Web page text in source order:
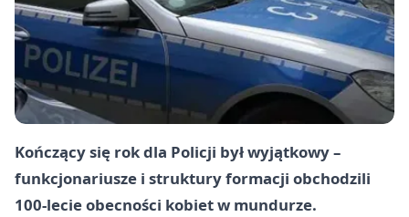
Kończący się rok dla Policji był wyjątkowy –
funkcjonariusze i struktury formacji obchodzili
100-lecie obecności kobiet w mundurze.